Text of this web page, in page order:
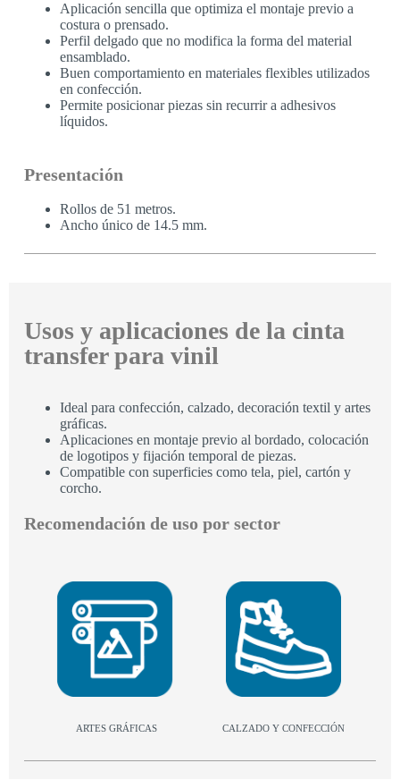
Aplicación sencilla que optimiza el montaje previo a
costura o prensado.
Perfil delgado que no modifica la forma del material
ensamblado.
Buen comportamiento en materiales flexibles utilizados
en confección.
Permite posicionar piezas sin recurrir a adhesivos
líquidos.
Presentación
Rollos de 51 metros.
Ancho único de 14.5 mm.
Usos y aplicaciones de la cinta
transfer para vinil
Ideal para confección, calzado, decoración textil y artes
gráficas.
Aplicaciones en montaje previo al bordado, colocación
de logotipos y fijación temporal de piezas.
Compatible con superficies como tela, piel, cartón y
corcho.
Recomendación de uso por sector
ARTES GRÁFICAS CALZADO Y CONFECCIÓN